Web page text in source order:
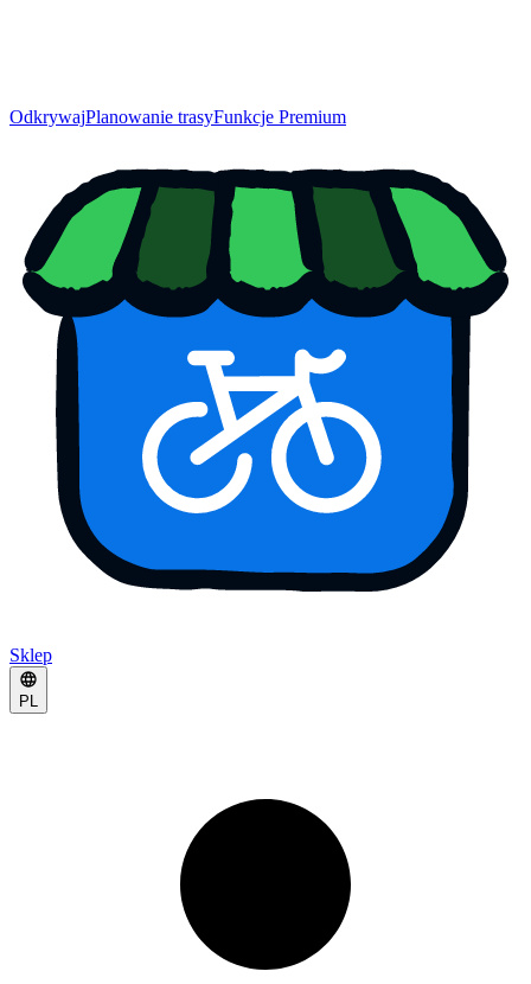
OdkrywajPlanowanie trasyFunkcje Premium
Sklep
PL